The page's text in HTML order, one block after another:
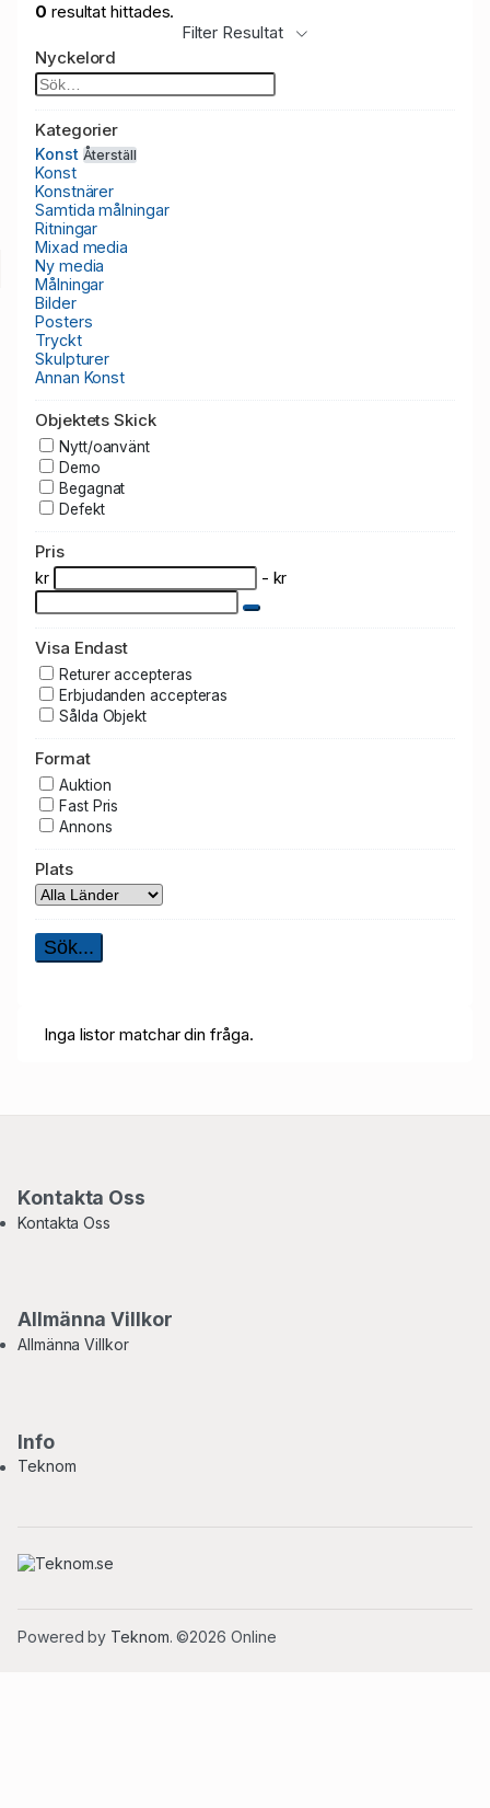
0 resultat hittades.
Filter Resultat
Nyckelord
Kategorier
Konst Återställ
Konst
Konstnärer
Samtida målningar
Ritningar
Mixad media
Ny media
Målningar
Bilder
Posters
Tryckt
Skulpturer
Annan Konst
Objektets Skick
Nytt/oanvänt
Demo
Begagnat
Defekt
Pris
kr - kr
Visa Endast
Returer accepteras
Erbjudanden accepteras
Sålda Objekt
Format
Auktion
Fast Pris
Annons
Plats
Inga listor matchar din fråga.
Kontakta Oss
Kontakta Oss
Allmänna Villkor
Allmänna Villkor
Info
Teknom
Powered by Teknom. ©2026 Online